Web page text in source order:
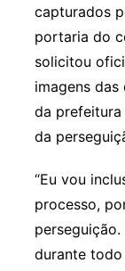
capturados
portaria do
solicitou
imagens
da
da
“Eu vou
processo,
durante